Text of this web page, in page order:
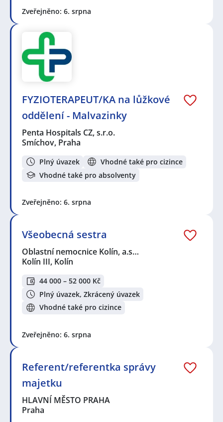
Zveřejněno: 6. srpna
FYZIOTERAPEUT/KA na lůžkové
oddělení - Malvazinky
Penta Hospitals CZ, s.r.o.
Smíchov, Praha
Plný úvazek
Vhodné také pro cizince
Vhodné také pro absolventy
Zveřejněno: 6. srpna
Všeobecná sestra
Oblastní nemocnice Kolín, a.s…
Kolín III, Kolín
44 000 – 52 000 Kč
Plný úvazek, Zkrácený úvazek
Vhodné také pro cizince
Zveřejněno: 6. srpna
Referent/referentka správy
majetku
HLAVNÍ MĚSTO PRAHA
Praha